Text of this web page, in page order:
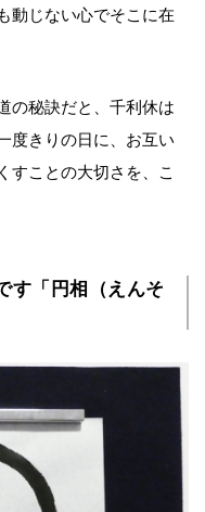
動じない心でそこに在
の秘訣だと、千利休は
度きりの日に、お互い
すことの大切さを、こ
す「円相（えんそ